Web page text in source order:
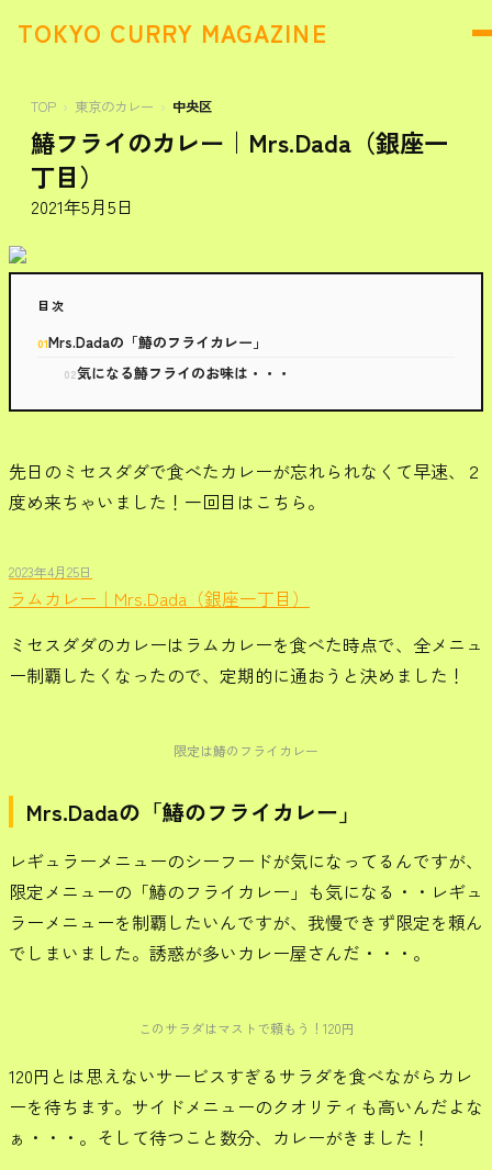
TOKYO CURRY MAGAZINE
TOP 東京のカレー 中央区
鰆フライのカレー｜Mrs.Dada（銀座一
丁目）
2021年5月5日
目次
Mrs.Dadaの「鰆のフライカレー」
気になる鰆フライのお味は・・・
先日のミセスダダで食べたカレーが忘れられなくて早速、２
度め来ちゃいました！一回目はこちら。
2023年4月25日
ラムカレー｜Mrs.Dada（銀座一丁目）
ミセスダダのカレーはラムカレーを食べた時点で、全メニュ
ー制覇したくなったので、定期的に通おうと決めました！
限定は鰆のフライカレー
Mrs.Dadaの「鰆のフライカレー」
レギュラーメニューのシーフードが気になってるんですが、
限定メニューの「鰆のフライカレー」も気になる・・レギュ
ラーメニューを制覇したいんですが、我慢できず限定を頼ん
でしまいました。誘惑が多いカレー屋さんだ・・・。
このサラダはマストで頼もう！120円
120円とは思えないサービスすぎるサラダを食べながらカレ
ーを待ちます。サイドメニューのクオリティも高いんだよな
ぁ・・・。そして待つこと数分、カレーがきました！